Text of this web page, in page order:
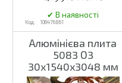
106476861
Алюмінієва плита
5083 О3
30х1540х3048 мм